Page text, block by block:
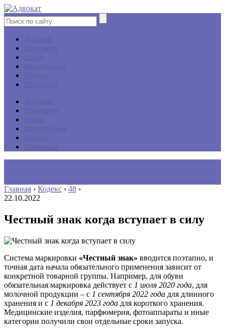
Главная › Кодекс › 48 ›
22.10.2022
Честный знак когда вступает в силу
Система маркировки «Честный знак» вводится поэтапно, и
точная дата начала обязательного применения зависит от
конкретной товарной группы. Например, для обуви
обязательная маркировка действует с 1 июля 2020 года, для
молочной продукции – с 1 сентября 2022 года для длинного
хранения и с 1 декабря 2023 года для короткого хранения.
Медицинские изделия, парфюмерия, фотоаппараты и иные
категории получили свои отдельные сроки запуска.